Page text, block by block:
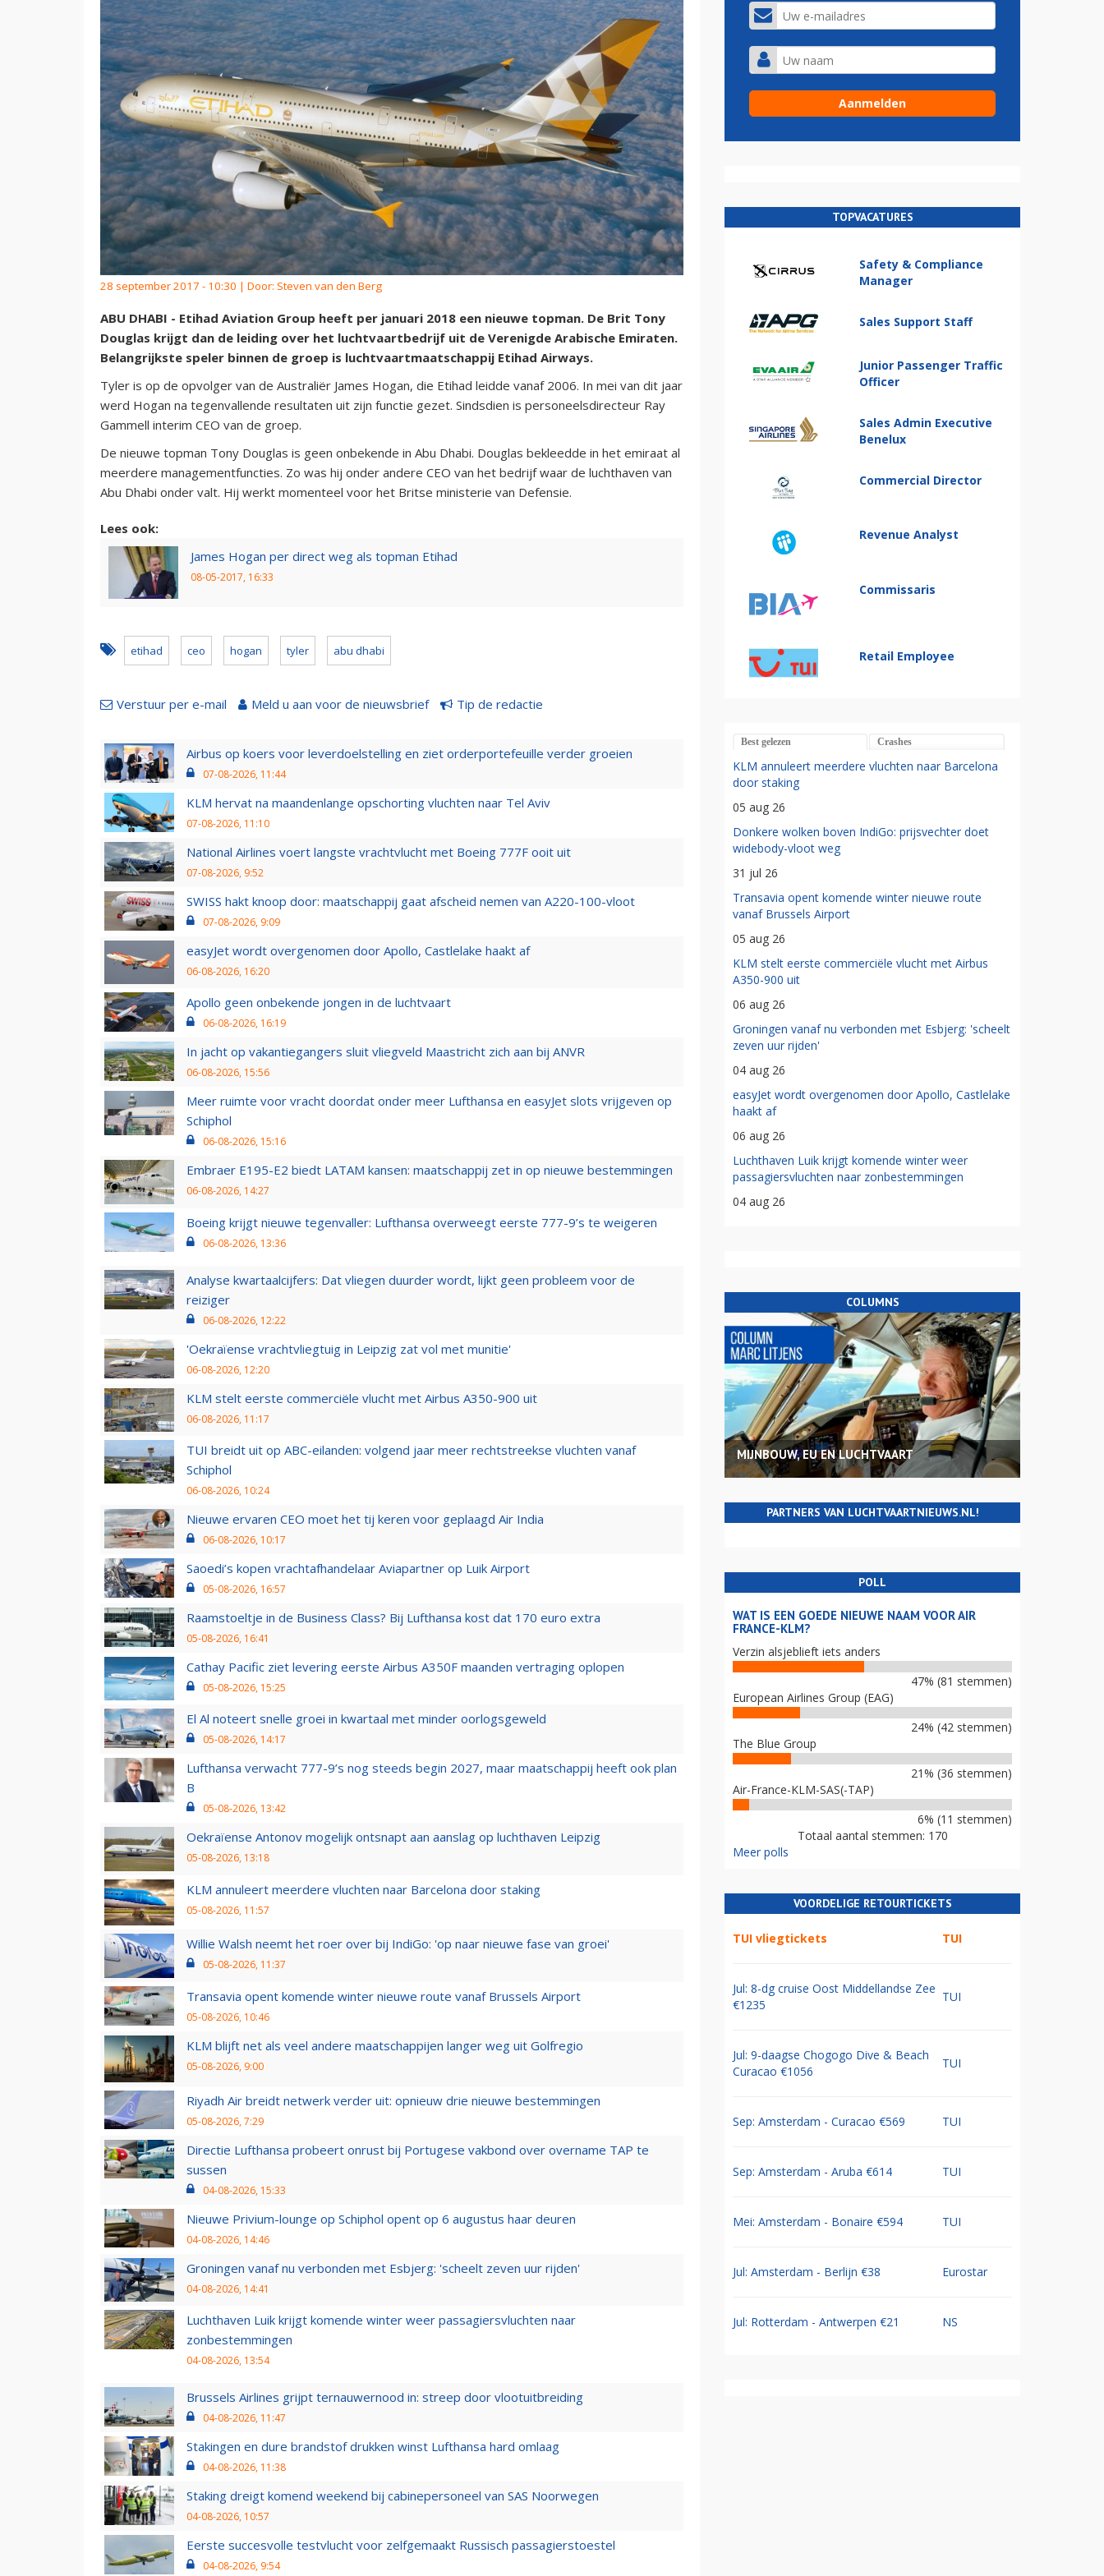
28 september 2017 - 10:30 | Door: Steven van den Berg
ABU DHABI - Etihad Aviation Group heeft per januari 2018 een nieuwe topman. De Brit Tony
Douglas krijgt dan de leiding over het luchtvaartbedrijf uit de Verenigde Arabische Emiraten.
Belangrijkste speler binnen de groep is luchtvaartmaatschappij Etihad Airways.
Tyler is op de opvolger van de Australiër James Hogan, die Etihad leidde vanaf 2006. In mei van dit jaar
werd Hogan na tegenvallende resultaten uit zijn functie gezet. Sindsdien is personeelsdirecteur Ray
Gammell interim CEO van de groep.
De nieuwe topman Tony Douglas is geen onbekende in Abu Dhabi. Douglas bekleedde in het emiraat al
meerdere managementfuncties. Zo was hij onder andere CEO van het bedrijf waar de luchthaven van
Abu Dhabi onder valt. Hij werkt momenteel voor het Britse ministerie van Defensie.
Lees ook:
James Hogan per direct weg als topman Etihad
08-05-2017, 16:33
etihad ceo hogan tyler abu dhabi
Verstuur per e-mail Meld u aan voor de nieuwsbrief Tip de redactie
Airbus op koers voor leverdoelstelling en ziet orderportefeuille verder groeien
07-08-2026, 11:44
KLM hervat na maandenlange opschorting vluchten naar Tel Aviv
07-08-2026, 11:10
National Airlines voert langste vrachtvlucht met Boeing 777F ooit uit
07-08-2026, 9:52
SWISS hakt knoop door: maatschappij gaat afscheid nemen van A220-100-vloot
07-08-2026, 9:09
easyJet wordt overgenomen door Apollo, Castlelake haakt af
06-08-2026, 16:20
Apollo geen onbekende jongen in de luchtvaart
06-08-2026, 16:19
In jacht op vakantiegangers sluit vliegveld Maastricht zich aan bij ANVR
06-08-2026, 15:56
Meer ruimte voor vracht doordat onder meer Lufthansa en easyJet slots vrijgeven op
Schiphol
06-08-2026, 15:16
Embraer E195-E2 biedt LATAM kansen: maatschappij zet in op nieuwe bestemmingen
06-08-2026, 14:27
Boeing krijgt nieuwe tegenvaller: Lufthansa overweegt eerste 777-9’s te weigeren
06-08-2026, 13:36
Analyse kwartaalcijfers: Dat vliegen duurder wordt, lijkt geen probleem voor de
reiziger
06-08-2026, 12:22
'Oekraïense vrachtvliegtuig in Leipzig zat vol met munitie'
06-08-2026, 12:20
KLM stelt eerste commerciële vlucht met Airbus A350-900 uit
06-08-2026, 11:17
TUI breidt uit op ABC-eilanden: volgend jaar meer rechtstreekse vluchten vanaf
Schiphol
06-08-2026, 10:24
Nieuwe ervaren CEO moet het tij keren voor geplaagd Air India
06-08-2026, 10:17
Saoedi’s kopen vrachtafhandelaar Aviapartner op Luik Airport
05-08-2026, 16:57
Raamstoeltje in de Business Class? Bij Lufthansa kost dat 170 euro extra
05-08-2026, 16:41
Cathay Pacific ziet levering eerste Airbus A350F maanden vertraging oplopen
05-08-2026, 15:25
El Al noteert snelle groei in kwartaal met minder oorlogsgeweld
05-08-2026, 14:17
Lufthansa verwacht 777-9’s nog steeds begin 2027, maar maatschappij heeft ook plan
B
05-08-2026, 13:42
Oekraïense Antonov mogelijk ontsnapt aan aanslag op luchthaven Leipzig
05-08-2026, 13:18
KLM annuleert meerdere vluchten naar Barcelona door staking
05-08-2026, 11:57
Willie Walsh neemt het roer over bij IndiGo: 'op naar nieuwe fase van groei'
05-08-2026, 11:37
Transavia opent komende winter nieuwe route vanaf Brussels Airport
05-08-2026, 10:46
KLM blijft net als veel andere maatschappijen langer weg uit Golfregio
05-08-2026, 9:00
Riyadh Air breidt netwerk verder uit: opnieuw drie nieuwe bestemmingen
05-08-2026, 7:29
Directie Lufthansa probeert onrust bij Portugese vakbond over overname TAP te
sussen
04-08-2026, 15:33
Nieuwe Privium-lounge op Schiphol opent op 6 augustus haar deuren
04-08-2026, 14:46
Groningen vanaf nu verbonden met Esbjerg: 'scheelt zeven uur rijden'
04-08-2026, 14:41
Luchthaven Luik krijgt komende winter weer passagiersvluchten naar
zonbestemmingen
04-08-2026, 13:54
Brussels Airlines grijpt ternauwernood in: streep door vlootuitbreiding
04-08-2026, 11:47
Stakingen en dure brandstof drukken winst Lufthansa hard omlaag
04-08-2026, 11:38
Staking dreigt komend weekend bij cabinepersoneel van SAS Noorwegen
04-08-2026, 10:57
Eerste succesvolle testvlucht voor zelfgemaakt Russisch passagierstoestel
04-08-2026, 9:54
TOPVACATURES
Safety & Compliance
Manager
Sales Support Staff
Junior Passenger Traffic
Officer
Sales Admin Executive
Benelux
Commercial Director
Revenue Analyst
Commissaris
Retail Employee
Best gelezen Crashes
KLM annuleert meerdere vluchten naar Barcelona
door staking
05 aug 26
Donkere wolken boven IndiGo: prijsvechter doet
widebody-vloot weg
31 jul 26
Transavia opent komende winter nieuwe route
vanaf Brussels Airport
05 aug 26
KLM stelt eerste commerciële vlucht met Airbus
A350-900 uit
06 aug 26
Groningen vanaf nu verbonden met Esbjerg: 'scheelt
zeven uur rijden'
04 aug 26
easyJet wordt overgenomen door Apollo, Castlelake
haakt af
06 aug 26
Luchthaven Luik krijgt komende winter weer
passagiersvluchten naar zonbestemmingen
04 aug 26
COLUMNS
MIJNBOUW, EU EN LUCHTVAART
PARTNERS VAN LUCHTVAARTNIEUWS.NL!
POLL
WAT IS EEN GOEDE NIEUWE NAAM VOOR AIR
FRANCE-KLM?
Verzin alsjeblieft iets anders
47% (81 stemmen)
European Airlines Group (EAG)
24% (42 stemmen)
The Blue Group
21% (36 stemmen)
Air-France-KLM-SAS(-TAP)
6% (11 stemmen)
Totaal aantal stemmen: 170
Meer polls
VOORDELIGE RETOURTICKETS
TUI vliegtickets TUI
Jul: 8-dg cruise Oost Middellandse Zee
€1235
TUI
Jul: 9-daagse Chogogo Dive & Beach
Curacao €1056
TUI
Sep: Amsterdam - Curacao €569 TUI
Sep: Amsterdam - Aruba €614 TUI
Mei: Amsterdam - Bonaire €594 TUI
Jul: Amsterdam - Berlijn €38 Eurostar
Jul: Rotterdam - Antwerpen €21 NS